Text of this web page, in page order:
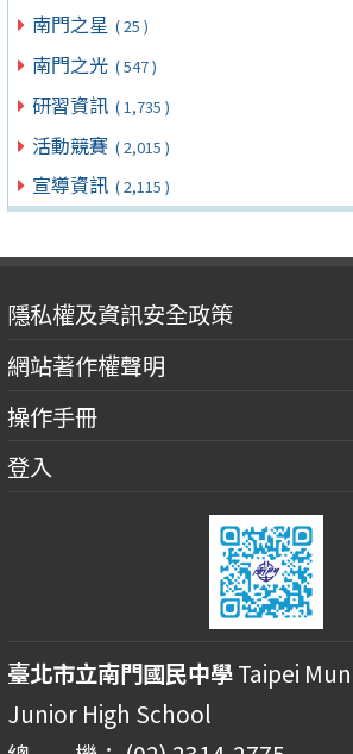
南門之星 ( 25 )
南門之光 ( 547 )
研習資訊 ( 1,735 )
活動競賽 ( 2,015 )
宣導資訊 ( 2,115 )
隱私權及資訊安全政策
網站著作權聲明
操作手冊
登入
臺北市立南門國民中學Taipei
Junior High School